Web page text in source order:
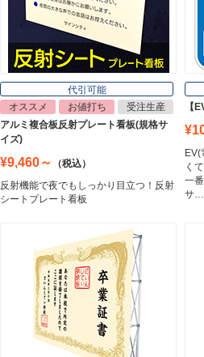
代引可能
オススメ
お値打ち
受注生産
アルミ複合板反射プレート看板(規格サ
イズ)
¥9,460～
（税込）
反射機能で夜でもしっかり目立つ！反射
シートプレート看板
【
く
一
サ…